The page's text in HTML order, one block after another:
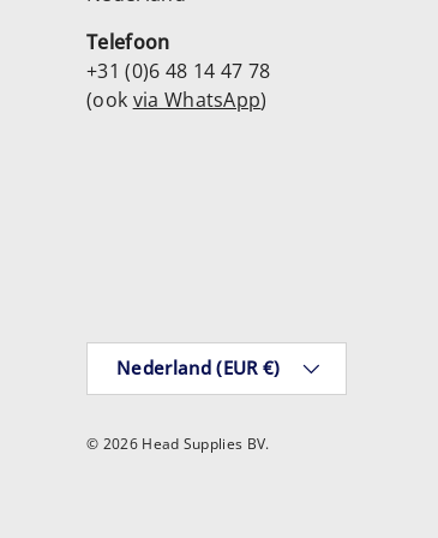
Telefoon
+31 (0)6 48 14 47 78
(ook via WhatsApp)
Land/Regio
Nederland (EUR €)
© 2026 Head Supplies BV.